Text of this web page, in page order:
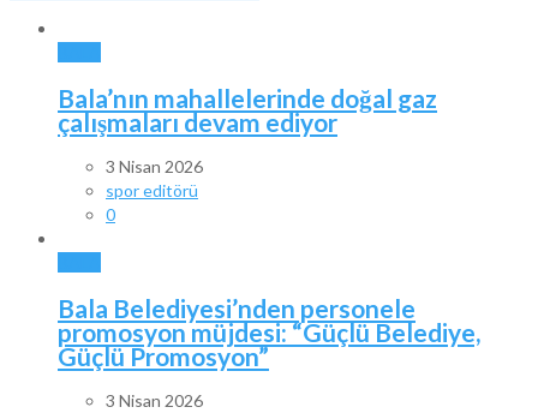
Bala’nın mahallelerinde doğal gaz
çalışmaları devam ediyor
3 Nisan 2026
spor editörü
0
Bala Belediyesi’nden personele
promosyon müjdesi: “Güçlü Belediye,
Güçlü Promosyon”
3 Nisan 2026